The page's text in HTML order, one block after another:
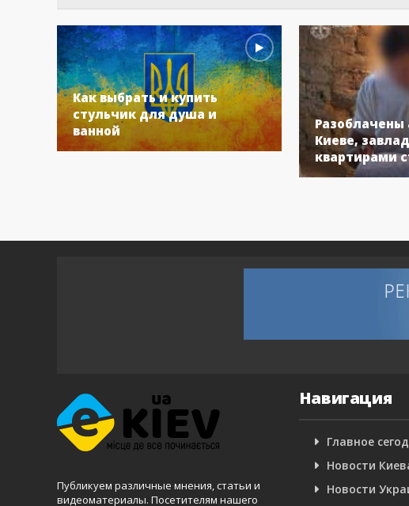
Как выбрать и купить
стульчик для душа и
ванной
Разоблачены
Киеве,
квартирами
Публикуем различные мнения, статьи и
видеоматериалы. Посетителям нашего
Навигация
Главное
Новости
Новости